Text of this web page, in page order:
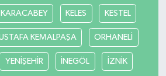
KARACABEY KELES KESTEL
KEMALPAŞA ORHANELİ
YENİŞEHİR İNEGÖL İZNİK